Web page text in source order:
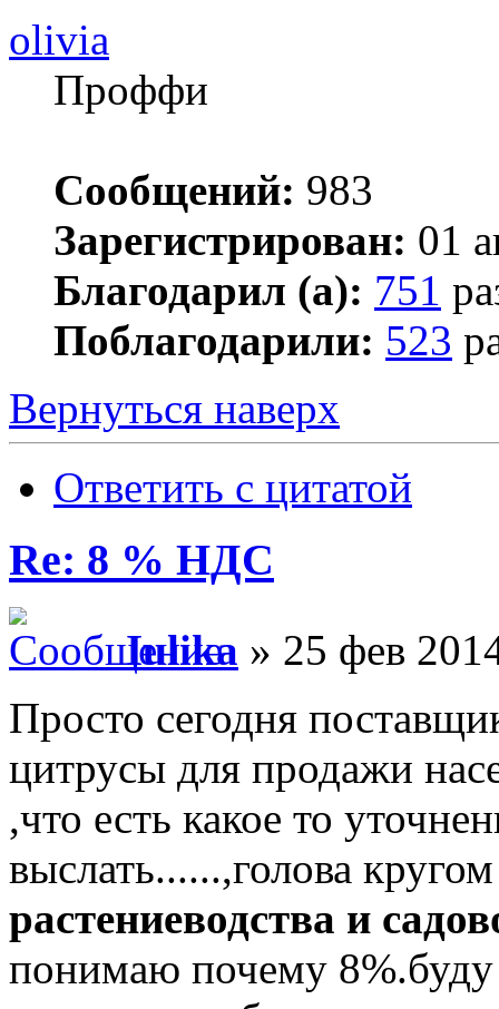
olivia
Проффи
Сообщений: 983
Зарегистрирован: 01
Благодарил (а): 751
Поблагодарили: 523
Вернуться наверх
Ответить с цитатой
Re: 8 % НДС
Iulika » 25 фев
Просто сегодня
цитрусы для продажи
,что есть какое то
выслать......,голова
растениеводства и
понимаю почему 8%.буду